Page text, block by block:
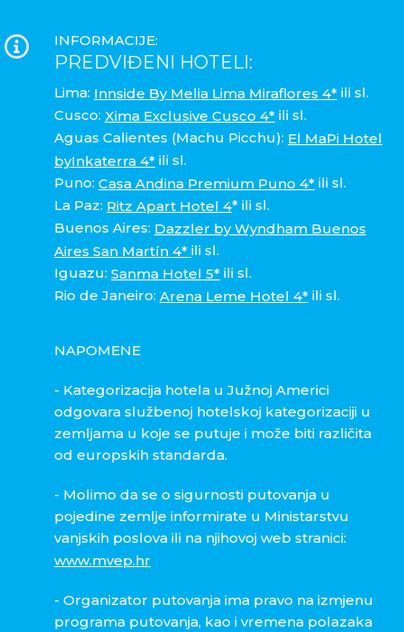
INFORMACIJE:
PREDVIĐENI HOTELI:
Lima: Innside By Melia Lima Miraflores 4* ili sl.
Cusco: Xima Exclusive Cusco 4* ili sl.
Aguas Calientes (Machu Picchu): El MaPi Hotel
byInkaterra 4* ili sl.
Puno: Casa Andina Premium Puno 4* ili sl.
La Paz: Ritz Apart Hotel 4* ili sl.
Buenos Aires: Dazzler by Wyndham Buenos
Aires San Martín 4* ili sl.
Iguazu: Sanma Hotel 5* ili sl.
Rio de Janeiro: Arena Leme Hotel 4* ili sl.
NAPOMENE
- Kategorizacija hotela u Južnoj Americi
odgovara službenoj hotelskoj kategorizaciji u
zemljama u koje se putuje i može biti različita
od europskih standarda.
- Molimo da se o sigurnosti putovanja u
pojedine zemlje informirate u Ministarstvu
vanjskih poslova ili na njihovoj web stranici:
www.mvep.hr
- Organizator putovanja ima pravo na izmjenu
programa putovanja, kao i vremena polazaka